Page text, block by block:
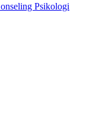
Psikologi